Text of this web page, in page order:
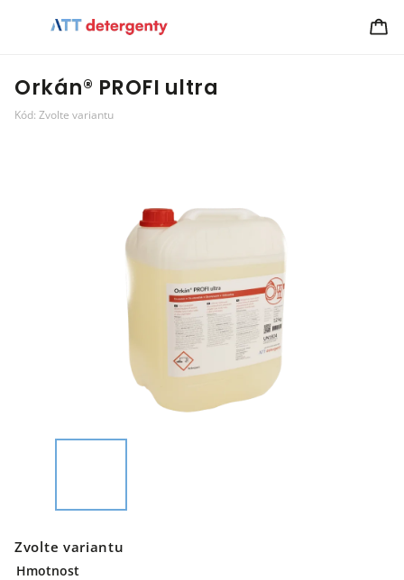
Orkán® PROFI ultra
Kód: Zvolte variantu
Zvolte variantu
Hmotnost